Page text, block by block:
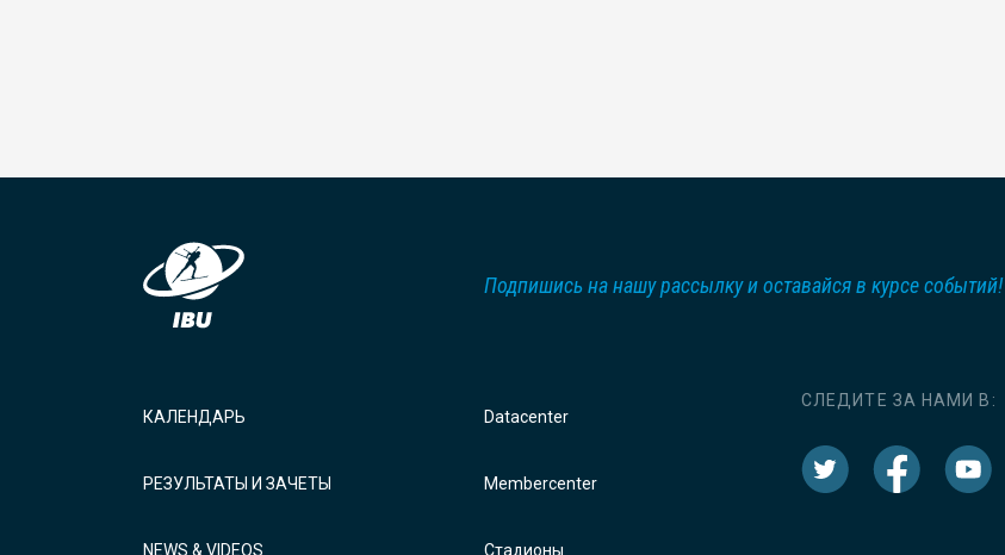
Подпишись на нашу рассылку и оставайся в курсе событий!
КАЛЕНДАРЬ
РЕЗУЛЬТАТЫ И ЗАЧЕТЫ
NEWS & VIDEOS
Datacenter
Membercenter
Стадионы
СЛЕДИТЕ ЗА НАМИ В: